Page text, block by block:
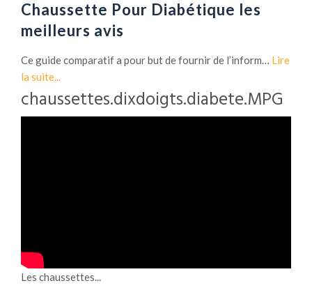
Chaussette Pour Diabétique les
meilleurs avis
Ce guide comparatif a pour but de fournir de l’inform… Lire
la suite...
chaussettes.dixdoigts.diabete.MPG
Les chaussettes...